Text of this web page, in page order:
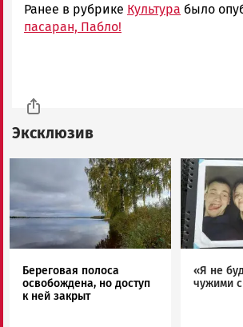
Ранее в рубрике Культура было
пасаран, Пабло!
Эксклюзив
Береговая полоса
освобождена, но доступ
к ней закрыт
Image
«Я не
чужими